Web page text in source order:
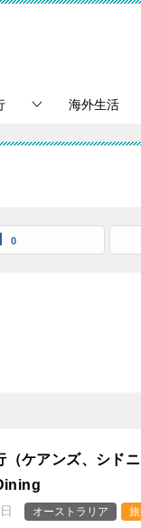
海外生活
0
（ケアンズ、シド
オーストラリア